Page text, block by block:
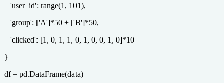
'user_id': range(1, 101),
'group': ['A']*50 + ['B']*50,
'clicked': [1, 0, 1, 1, 0, 1, 0, 0, 1, 0]*10
}
df = pd.DataFrame(data)